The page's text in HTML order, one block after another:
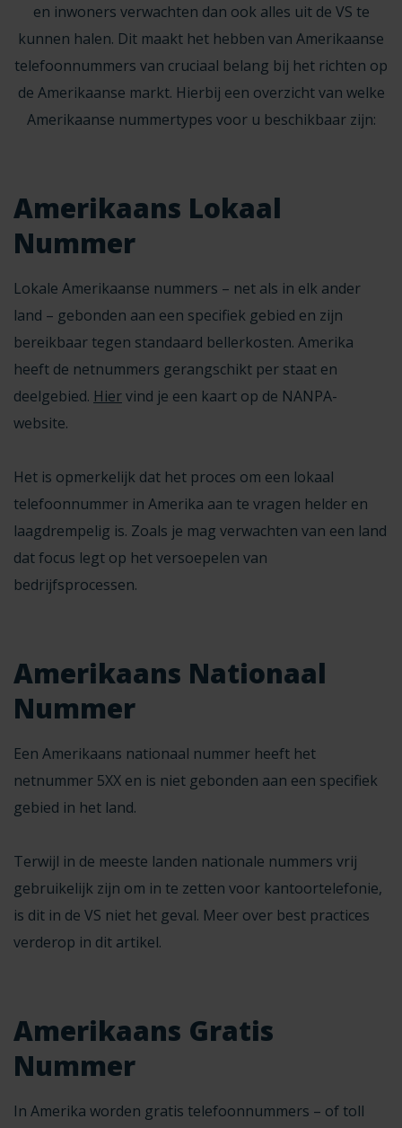
en inwoners verwachten dan ook alles uit de VS te
kunnen halen. Dit maakt het hebben van Amerikaanse
telefoonnummers van cruciaal belang bij het richten op
de Amerikaanse markt. Hierbij een overzicht van welke
Amerikaanse nummertypes voor u beschikbaar zijn:
Amerikaans Lokaal
Nummer
Lokale Amerikaanse nummers – net als in elk ander
land – gebonden aan een specifiek gebied en zijn
bereikbaar tegen standaard bellerkosten. Amerika
heeft de netnummers gerangschikt per staat en
deelgebied. Hiervind je een kaart op de NANPA-
website.
Het is opmerkelijk dat het proces om een lokaal
telefoonnummer in Amerika aan te vragen helder en
laagdrempelig is. Zoals je mag verwachten van een land
dat focus legt op het versoepelen van
bedrijfsprocessen.
Amerikaans Nationaal
Nummer
Een Amerikaans nationaal nummer heeft het
netnummer 5XX en is niet gebonden aan een specifiek
gebied in het land.
Terwijl in de meeste landen nationale nummers vrij
gebruikelijk zijn om in te zetten voor kantoortelefonie,
is dit in de VS niet het geval. Meer over best practices
verderop in dit artikel.
Amerikaans Gratis
Nummer
In Amerika worden gratis telefoonnummers – of toll